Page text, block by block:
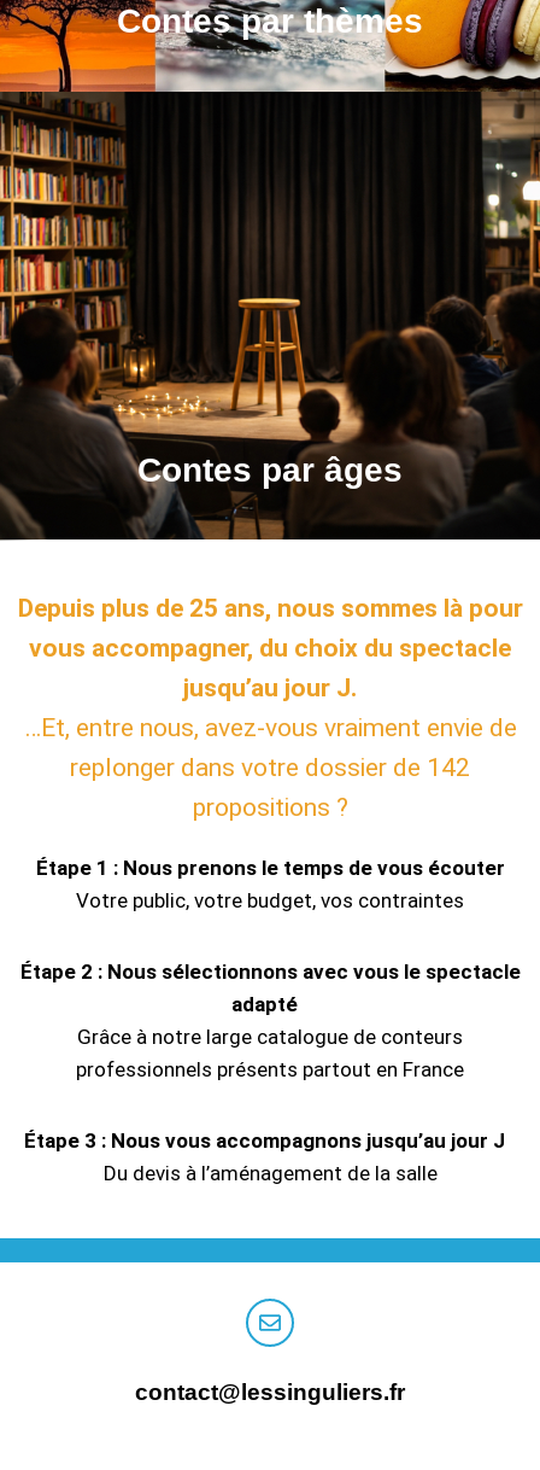
Contes par thèmes
Contes par âges
Depuis plus de 25 ans, nous sommes là pour
vous accompagner, du choix du spectacle
jusqu’au jour J.
…Et, entre nous, avez-vous vraiment envie de
replonger dans votre dossier de 142
propositions ?
Étape 1 : Nous prenons le temps de vous écouter
Votre public, votre budget, vos contraintes
Étape 2 : Nous sélectionnons avec vous le spectacle
adapté
Grâce à notre large catalogue de conteurs
professionnels présents partout en France
Étape 3 : Nous vous accompagnons jusqu’au jour J
Du devis à l’aménagement de la salle
contact@lessinguliers.fr